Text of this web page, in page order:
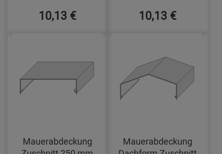
10,13 € 10,13 €
Mauerabdeckung
Mauerabdeckung